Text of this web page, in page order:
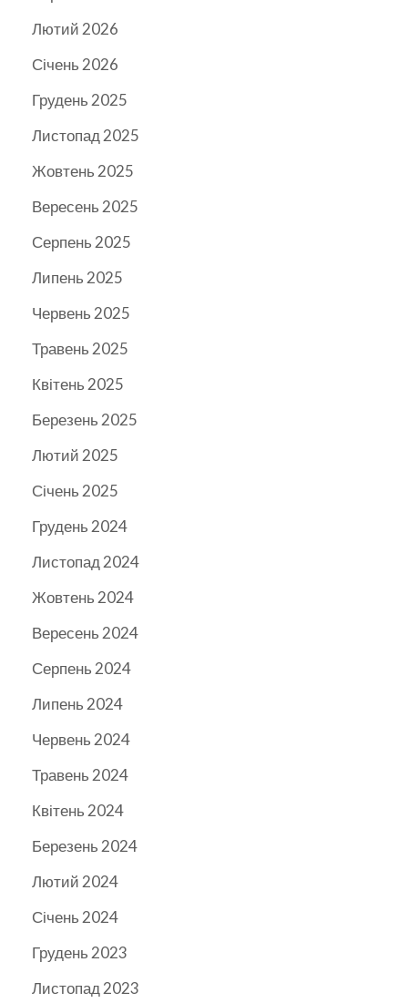
Лютий 2026
Січень 2026
Грудень 2025
Листопад 2025
Жовтень 2025
Вересень 2025
Серпень 2025
Липень 2025
Червень 2025
Травень 2025
Квітень 2025
Березень 2025
Лютий 2025
Січень 2025
Грудень 2024
Листопад 2024
Жовтень 2024
Вересень 2024
Серпень 2024
Липень 2024
Червень 2024
Травень 2024
Квітень 2024
Березень 2024
Лютий 2024
Січень 2024
Грудень 2023
Листопад 2023